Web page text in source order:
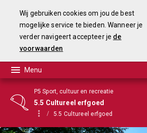
P5 Sport, cultuur en recreatie
5.5 Cultureel erfgoed
5.5 Cultureel erfgoed
Wij gebruiken cookies om jou de best
mogelijke service te bieden. Wanneer je
verder navigeert accepteer je de
voorwaarden